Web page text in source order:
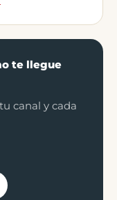
te llegue
canal y cada